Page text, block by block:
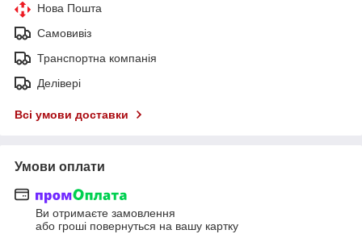
Нова Пошта
Самовивіз
Транспортна компанія
Делівері
Всі умови доставки
Умови оплати
Ви отримаєте замовлення
або гроші повернуться на вашу картку